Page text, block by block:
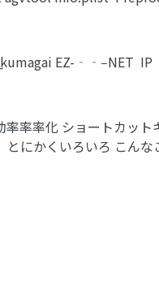
EZ-‐‑‒NET IP
率率率化 ショートカッ
にかくいろいろ こん